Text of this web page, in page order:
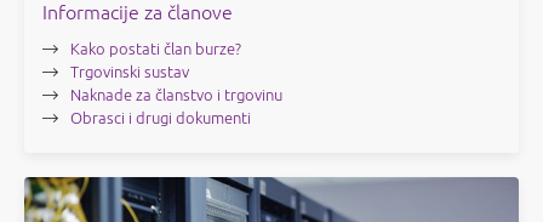
Informacije za članove
Kako postati član burze?
Trgovinski sustav
Naknade za članstvo i trgovinu
Obrasci i drugi dokumenti